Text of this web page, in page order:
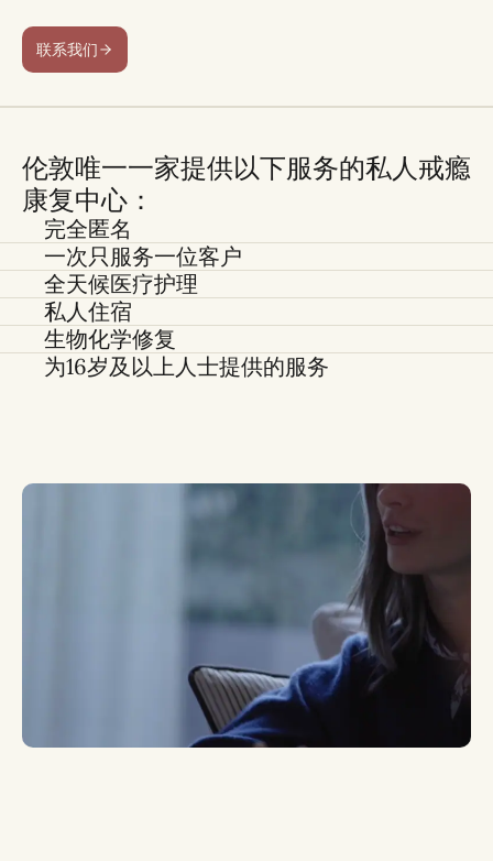
联系我们
伦敦唯一一家提供以下服务的私人戒瘾
康复中心：
完全匿名
一次只服务一位客户
全天候医疗护理
私人住宿
生物化学修复
为16岁及以上人士提供的服务